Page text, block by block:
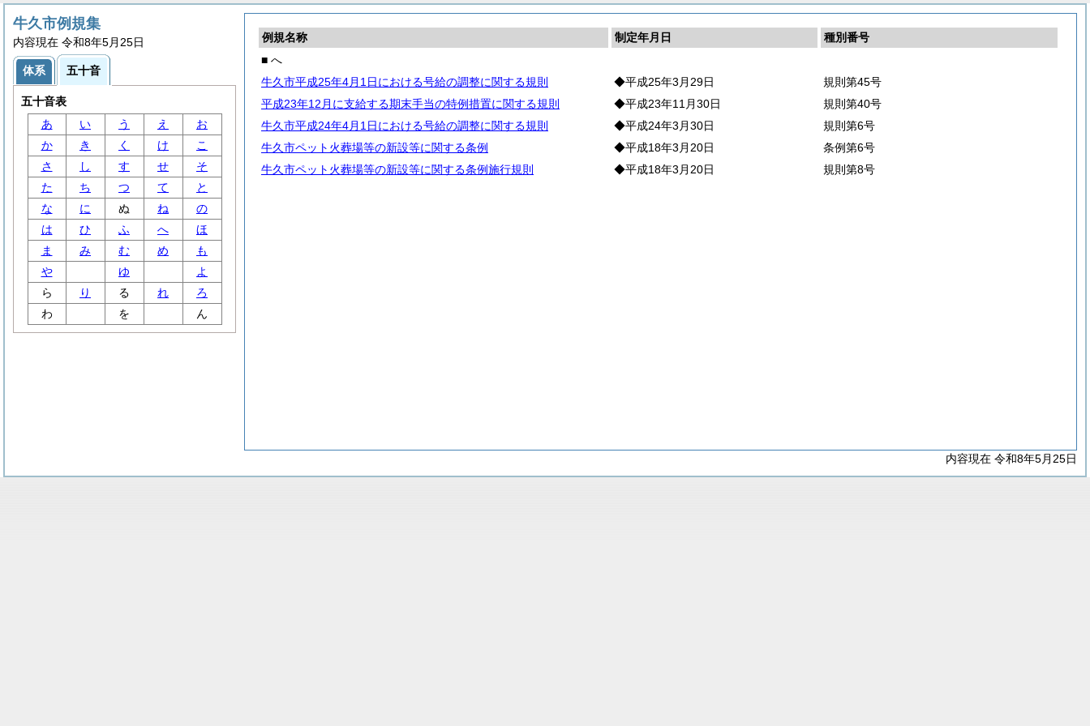
例規名称 制定年月日
種別番号
■ へ
牛久市平成25年4月1日における号給の調整に関する規則
◆平成25年3月29日
規則第45号
平成23年12月に支給する期末手当の特例措置に関する規則
◆平成23年11月30日
規則第40号
牛久市平成24年4月1日における号給の調整に関する規則
◆平成24年3月30日
規則第6号
牛久市ペット火葬場等の新設等に関する条例
◆平成18年3月20日
条例第6号
牛久市ペット火葬場等の新設等に関する条例施行規則
◆平成18年3月20日 規則第8号
内容現在 令和8年5月25日
牛久市例規集
内容現在 令和8年5月25日
体系 五十音
五十音表
あ
い う え
お
か
き く け
こ
さ
し す せ
そ
た
ち つ て
と
な
に ぬ ね
の
は
ひ ふ へ
ほ
ま
み む め
も
や
ゆ
よ
ら
り る れ
ろ
わ
を ん